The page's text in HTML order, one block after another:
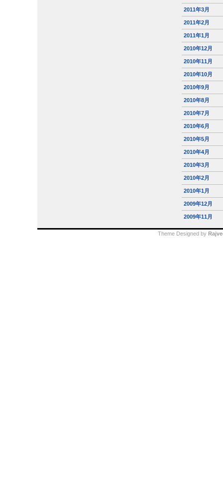
2011年3月
2011年2月
2011年1月
2010年12月
2010年11月
2010年10月
2010年9月
2010年8月
2010年7月
2010年6月
2010年5月
2010年4月
2010年3月
2010年2月
2010年1月
2009年12月
2009年11月
Theme Designed by